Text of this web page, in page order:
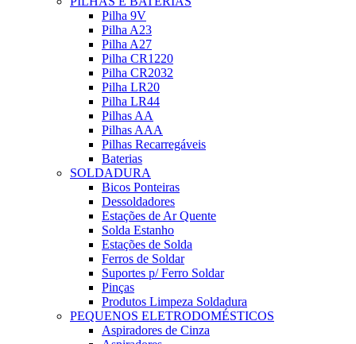
Pilha 9V
Pilha A23
Pilha A27
Pilha CR1220
Pilha CR2032
Pilha LR20
Pilha LR44
Pilhas AA
Pilhas AAA
Pilhas Recarregáveis
Baterias
SOLDADURA
Bicos Ponteiras
Dessoldadores
Estações de Ar Quente
Solda Estanho
Estações de Solda
Ferros de Soldar
Suportes p/ Ferro Soldar
Pinças
Produtos Limpeza Soldadura
PEQUENOS ELETRODOMÉSTICOS
Aspiradores de Cinza